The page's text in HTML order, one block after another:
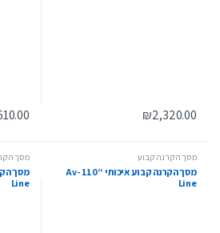
₪2,320.00
מסך הקרנה קבוע
מסך הקרנה קבוע איכותי “110 Av-
Line
מסך
Line